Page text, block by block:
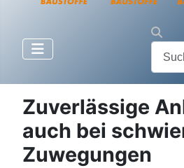
Zuverlässige
auch bei
Zuwegungen